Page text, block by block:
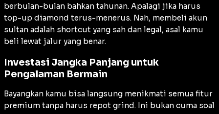
berbulan-bulan bahkan tahunan. Apalagi jika harus
top-up diamond terus-menerus. Nah, membeli akun
sultan adalah shortcut yang sah dan legal, asal kamu
beli lewat jalur yang benar.
Investasi Jangka Panjang untuk
Pengalaman Bermain
Bayangkan kamu bisa langsung menikmati semua fitur
premium tanpa harus repot grind. Ini bukan cuma soal